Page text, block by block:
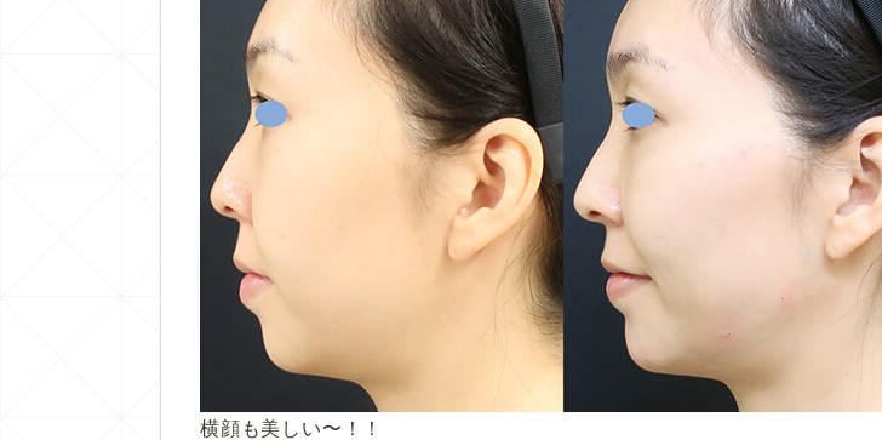
横顔も美しい〜！！